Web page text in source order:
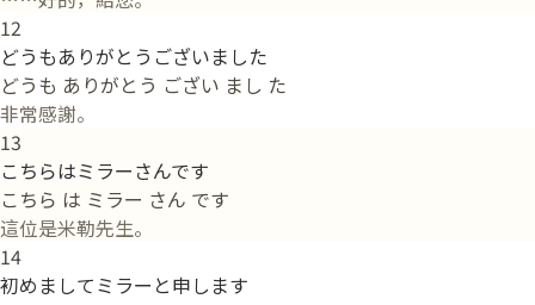
12
どうもありがとうございました
どうも ありがとう ござい まし た
非常感謝。
13
こちらはミラーさんです
こちら は ミラー さん です
這位是米勒先生。
14
初めましてミラーと申します